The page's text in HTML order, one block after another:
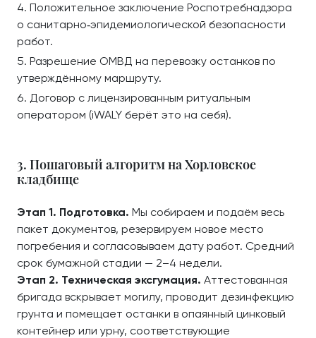
Положительное заключение Роспотребнадзора
о санитарно‑эпидемиологической безопасности
работ.
Разрешение ОМВД на перевозку останков по
утверждённому маршруту.
Договор с лицензированным ритуальным
оператором (iWALY берёт это на себя).
3. Пошаговый алгоритм на Хорловское
кладбище
Этап 1. Подготовка. Мы собираем и подаём весь
пакет документов, резервируем новое место
погребения и согласовываем дату работ. Средний
срок бумажной стадии — 2–4 недели.
Этап 2. Техническая эксгумация. Аттестованная
бригада вскрывает могилу, проводит дезинфекцию
грунта и помещает останки в опаянный цинковый
контейнер или урну, соответствующие